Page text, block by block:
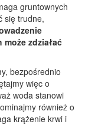
gruntownych
się trudne,
zdziałać
bezpośrednio
więc o
woda stanowi
również o
krążenie krwi i